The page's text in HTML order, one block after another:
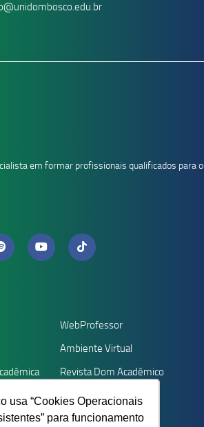
usa “Cookies Operacionais
para funcionamento
em formar profissionais qualificados para o
WebProfessor
Ambiente Virtual
Revista Dom Acadêmico
Pós-Graduação
Trabalhe Conosco